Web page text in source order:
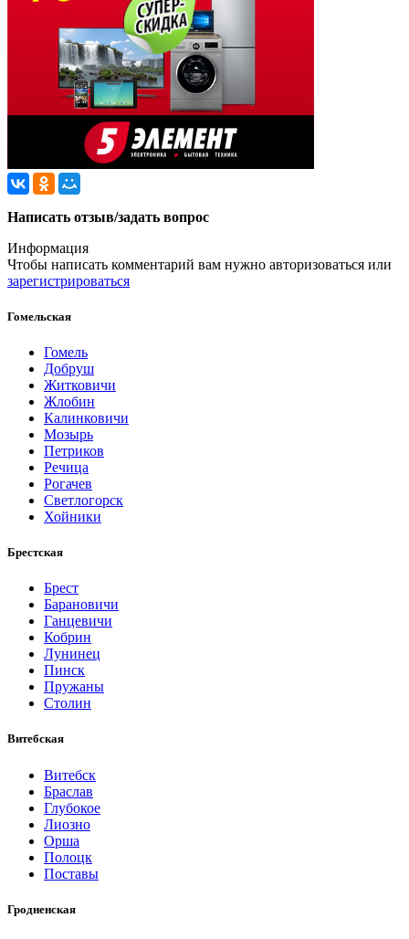
Написать отзыв/задать вопрос
Информация
Чтобы написать комментарий вам нужно авторизоваться или
зарегистрироваться
Гомельская
Гомель
Добруш
Житковичи
Жлобин
Калинковичи
Мозырь
Петриков
Речица
Рогачев
Светлогорск
Хойники
Брестская
Брест
Барановичи
Ганцевичи
Кобрин
Лунинец
Пинск
Пружаны
Столин
Витебская
Витебск
Браслав
Глубокое
Лиозно
Орша
Полоцк
Поставы
Гродненская